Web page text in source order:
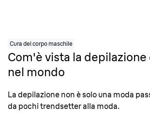
Cura del corpo maschile
Com'è vista la
nel mondo
La depilazione non è solo una moda
da pochi trendsetter alla moda.